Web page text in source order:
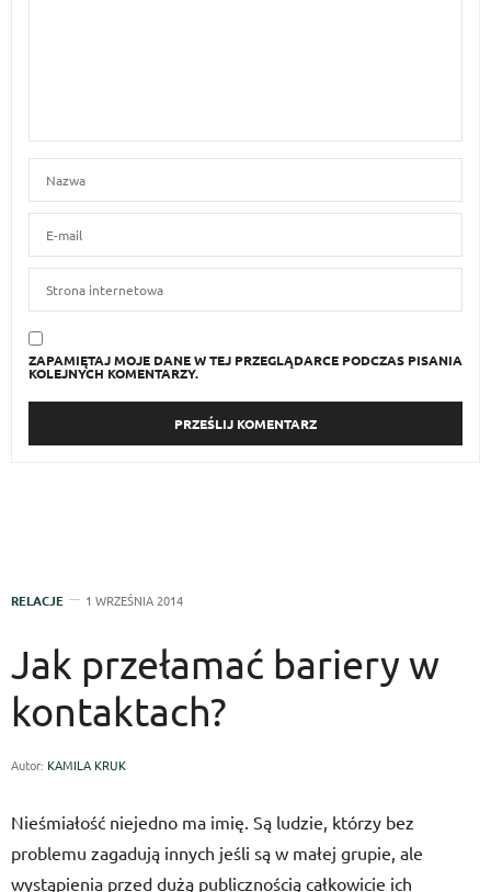
ZAPAMIĘTAJ MOJE DANE W TEJ PRZEGLĄDARCE PODCZAS PISANIA
KOLEJNYCH KOMENTARZY.
RELACJE 1 WRZEŚNIA 2014
Jak przełamać bariery w
kontaktach?
Autor: KAMILA KRUK
Nieśmiałość niejedno ma imię. Są ludzie, którzy bez
problemu zagadują innych jeśli są w małej grupie, ale
wystąpienia przed dużą publicznością całkowicie ich